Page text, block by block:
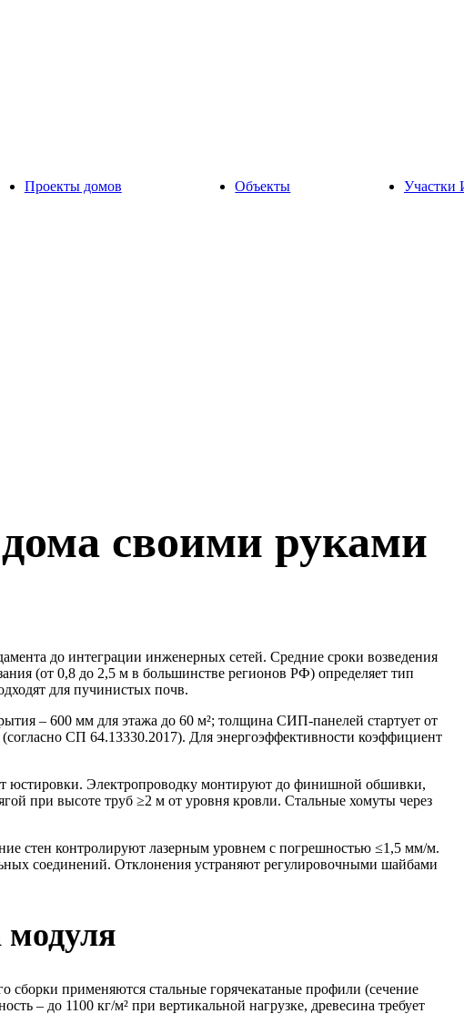
Проекты домов Объекты
своими руками
до интеграции инженерных сетей. Средние сроки возведения
(от 0,8 до 2,5 м в большинстве регионов РФ) определяет тип
для пучинистых почв.
– 600 мм для этажа до 60 м²; толщина СИП-панелей стартует от
СП 64.13330.2017). Для энергоэффективности коэффициент
юстировки. Электропроводку монтируют до финишной обшивки,
при высоте труб ≥2 м от уровня кровли. Стальные хомуты через
стен контролируют лазерным уровнем с погрешностью ≤1,5 мм/м.
соединений. Отклонения устраняют регулировочными шайбами
модуля
сборки применяются стальные горячекатаные профили (сечение
– до 1100 кг/м² при вертикальной нагрузке, древесина требует